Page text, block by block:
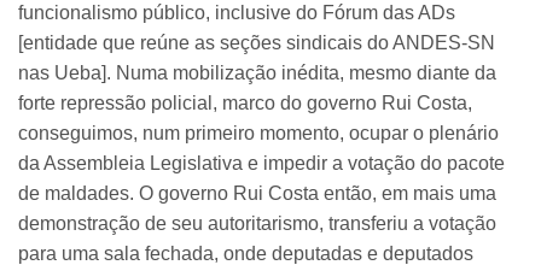
funcionalismo público, inclusive do Fórum das ADs
[entidade que reúne as seções sindicais do ANDES-SN
nas Ueba]. Numa mobilização inédita, mesmo diante da
forte repressão policial, marco do governo Rui Costa,
conseguimos, num primeiro momento, ocupar o plenário
da Assembleia Legislativa e impedir a votação do pacote
de maldades. O governo Rui Costa então, em mais uma
demonstração de seu autoritarismo, transferiu a votação
para uma sala fechada, onde deputadas e deputados